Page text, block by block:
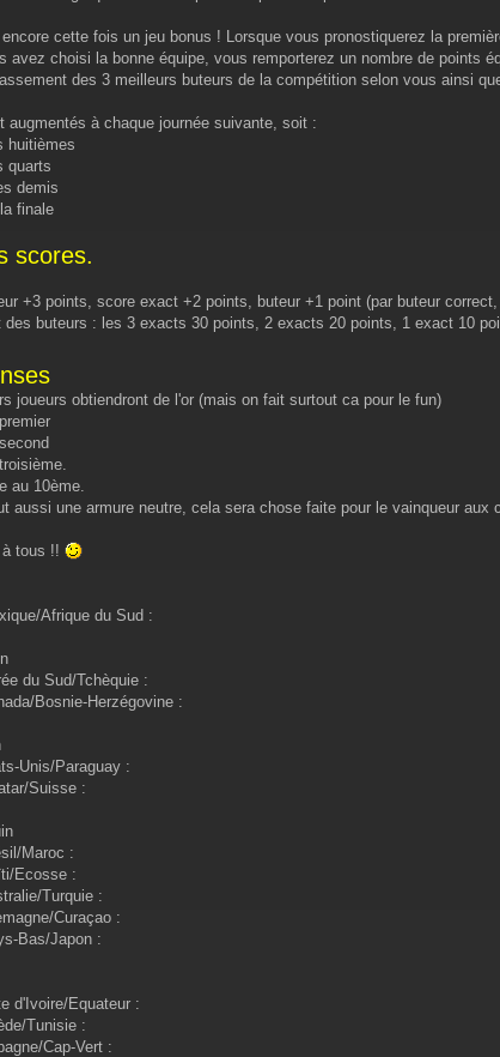
cette fois un jeu bonus ! Lorsque vous pronostiquerez la
avez choisi la bonne équipe, vous remporterez un nombre de points
des 3 meilleurs buteurs de la compétition selon vous ainsi
augmentés à chaque journée suivante, soit :
huitièmes
quarts
demis
finale
scores.
+3 points, score exact +2 points, buteur +1 point (par buteur
des buteurs : les 3 exacts 30 points, 2 exacts 20 points, 1 exact 10
joueurs obtiendront de l'or (mais on fait surtout ca pour le fun)
au 10ème.
aussi une armure neutre, cela sera chose faite pour le vainqueur aux
tous !!
Afrique du Sud :
du Sud/Tchèquie :
Bosnie-Herzégovine :
Unis/Paraguay :
Suisse :
Maroc :
Ecosse :
Turquie :
Curaçao :
Bas/Japon :
d'Ivoire/Equateur :
Tunisie :
Cap-Vert :